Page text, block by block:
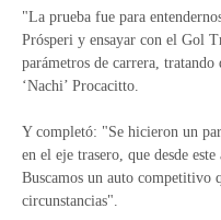
"La prueba fue para
Prósperi y ensayar con el Gol
parámetros de carrera,
‘Nachi’ Procacitto.
Y completó: "Se hicieron un
en el eje trasero, que desde
Buscamos un auto competitivo
circunstancias".